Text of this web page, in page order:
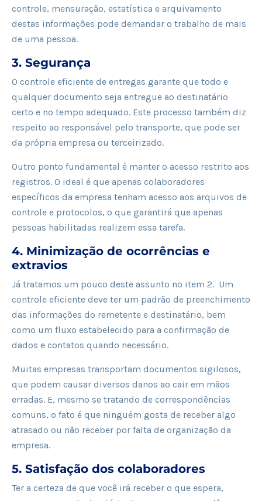
controle, mensuração, estatística e arquivamento
destas informações pode demandar o trabalho de mais
de uma pessoa.
3. Segurança
O controle eficiente de entregas garante que todo e
qualquer documento seja entregue ao destinatário
certo e no tempo adequado. Este processo também diz
respeito ao responsável pelo transporte, que pode ser
da própria empresa ou terceirizado.
Outro ponto fundamental é manter o acesso restrito aos
registros. O ideal é que apenas colaboradores
específicos da empresa tenham acesso aos arquivos de
controle e protocolos, o que garantirá que apenas
pessoas habilitadas realizem essa tarefa.
4. Minimização de ocorrências e
extravios
Já tratamos um pouco deste assunto no item 2. Um
controle eficiente deve ter um padrão de preenchimento
das informações do remetente e destinatário, bem
como um fluxo estabelecido para a confirmação de
dados e contatos quando necessário.
Muitas empresas transportam documentos sigilosos,
que podem causar diversos danos ao cair em mãos
erradas. E, mesmo se tratando de correspondências
comuns, o fato é que ninguém gosta de receber algo
atrasado ou não receber por falta de organização da
empresa.
5. Satisfação dos colaboradores
Ter a certeza de que você irá receber o que espera,